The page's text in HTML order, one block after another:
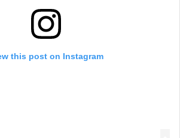
this post on Instagram